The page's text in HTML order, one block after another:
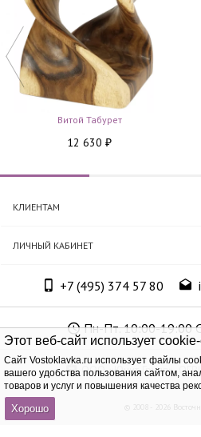
Этот веб-сайт использует
Cайт Vostoklavka.ru использует файлы
вашего удобства пользования сайтом,
товаров и услуг и повышения качества
Хорошо
Витой Табурет
12 630 ₽
КЛИЕНТАМ
ЛИЧНЫЙ КАБИНЕТ
+7 (495) 374 57 80
Пн-Пт. 10:00-19:00
ООО «Юнит Групп»,